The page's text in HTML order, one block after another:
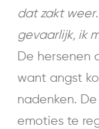
dat zakt weer
gevaarlijk, ik
De hersenen
want angst
nadenken.
emoties te